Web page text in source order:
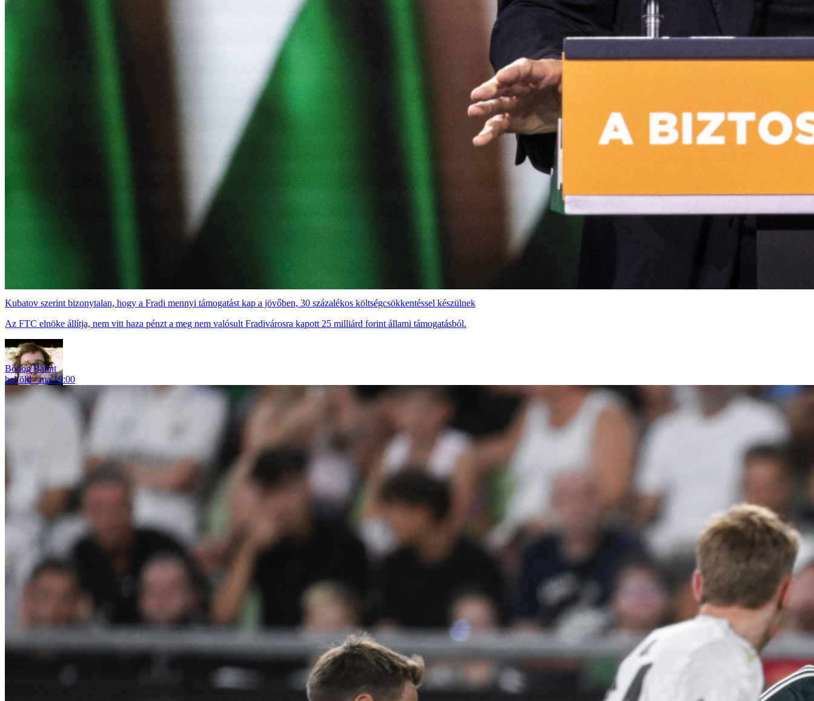
Kubatov szerint bizonytalan, hogy a Fradi mennyi támogatást kap a jövőben, 30 százalékos költségcsökkentéssel készülnek
Az FTC elnöke állítja, nem vitt haza pénzt a meg nem valósult Fradivárosra kapott 25 milliárd forint állami támogatásból.
Bódog Bálint
belföld
ma 19:00